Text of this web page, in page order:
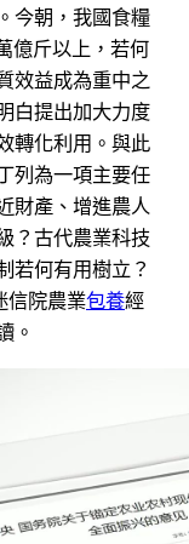
今朝，我國食糧
億斤以上，若何
效益成為重中之
白提出加大力度
轉化利用。與此
列為一項主要任
財產、增進農人
？古代農業科技
若何有用樹立？
信院農業包養經
。